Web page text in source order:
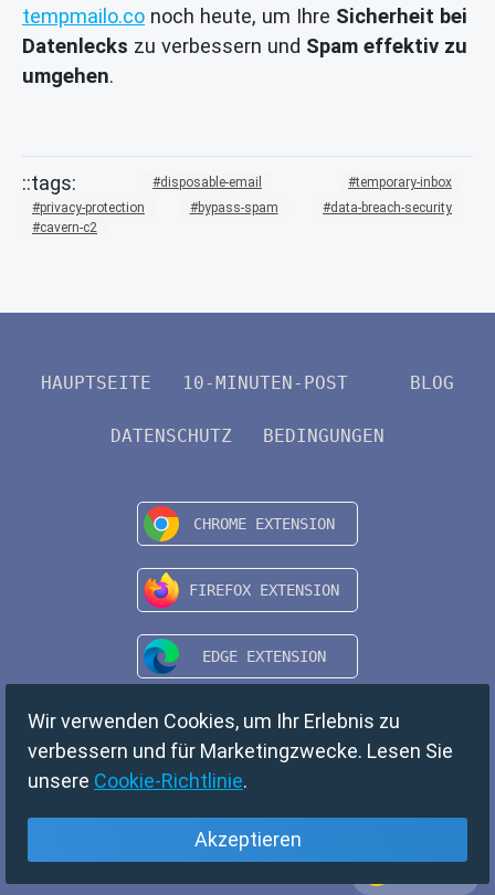
tempmailo.co noch heute, um Ihre Sicherheit bei
Datenlecks zu verbessern und Spam effektiv zu
umgehen.
disposable-email
temporary-inbox
privacy-protection
bypass-spam
data-breach-security
cavern-c2
HAUPTSEITE 10-MINUTEN-POST BLOG
DATENSCHUTZ BEDINGUNGEN
Wir verwenden Cookies, um Ihr Erlebnis zu
verbessern und für Marketingzwecke. Lesen Sie
unsere Cookie-Richtlinie.
Akzeptieren